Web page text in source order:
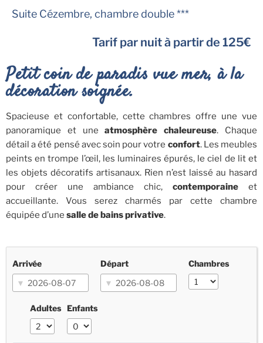
Suite Cézembre, chambre double ***
Tarif par nuit à partir de 125€
Petit coin de paradis vue mer, à la
décoration soignée.
Spacieuse et confortable, cette chambres offre une vue
panoramique et uneatmosphère chaleureuse. Chaque
détail a été pensé avec soin pour votre confort. Les meubles
peints en trompe l’œil, les luminaires épurés, le ciel de lit et
les objets décoratifs artisanaux. Rien n’est laissé au hasard
pour créer une ambiance chic, contemporaine et
accueillante. Vous serez charmés par cette chambre
équipée d’une salle de bains privative.
Arrivée Départ Chambres
Adultes Enfants